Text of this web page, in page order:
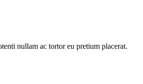
nullam ac tortor eu pretium placerat.